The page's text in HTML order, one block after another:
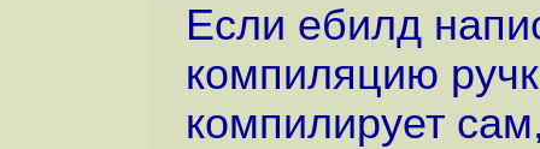
Если ебилд
компиляцию
компилирует